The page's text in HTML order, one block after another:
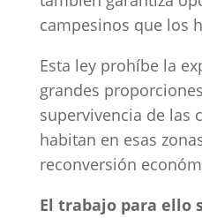
campesinos que los
Esta ley prohíbe la
grandes
supervivencia de las
habitan en esas
reconversión
El trabajo para ello